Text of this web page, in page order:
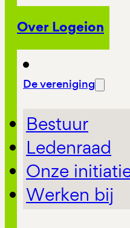
Over Logeion
De vereniging
Bestuur
Ledenraad
Onze
Werken bij